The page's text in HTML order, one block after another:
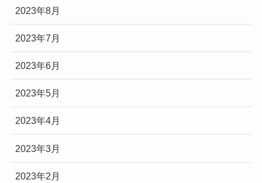
2023年8月
2023年7月
2023年6月
2023年5月
2023年4月
2023年3月
2023年2月